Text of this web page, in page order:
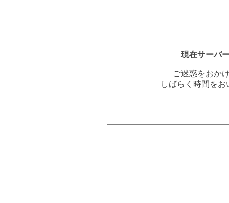
現在サーバ
ご迷惑をおか
しばらく時間を